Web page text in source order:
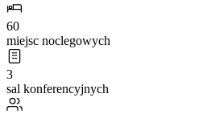
60
miejsc noclegowych
3
sal konferencyjnych